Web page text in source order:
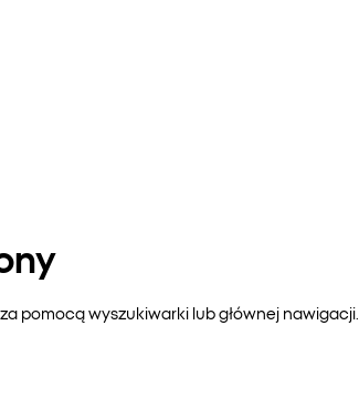
pomocą wyszukiwarki lub głównej nawigacji.